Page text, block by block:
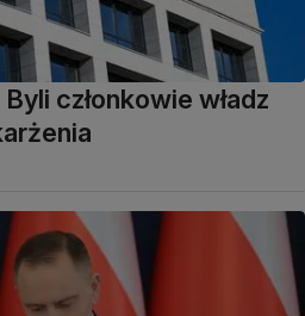
członkowie władz